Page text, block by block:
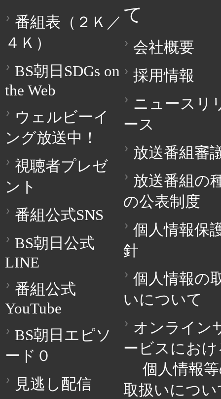
番組表（２Ｋ／
４Ｋ）
BS朝日SDGs on
the Web
ウェルビーイ
ング放送中！
視聴者プレゼ
ント
番組公式SNS
BS朝日公式
LINE
番組公式
YouTube
BS朝日エピソ
ード０
見逃し配信
て
会社概要
採用情報
ニュースリ
ース
放送番組審
放送番組の
の公表制度
個人情報保
針
個人情報の
いについて
オンライン
ービスにお
個人情報
取扱いについ